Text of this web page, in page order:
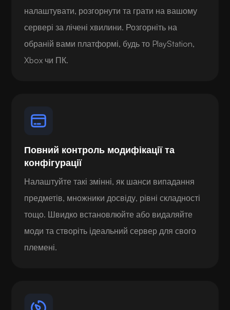
налаштувати, розгорнути та грати на вашому
сервері за лічені хвилини. Розгорніть на
обраній вами платформі, будь то PlayStation,
Xbox чи ПК.
Повний контроль модифікації та
конфігурації
Налаштуйте такі змінні, як шанси випадання
предметів, множники досвіду, рівні складності
тощо. Швидко встановлюйте або видаляйте
моди та створіть ідеальний сервер для свого
племені.